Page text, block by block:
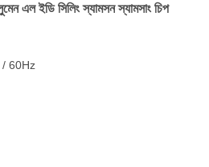
এল ইডি সিলিংস্যামসন স্যামসাং চিপ
/ 60Hz